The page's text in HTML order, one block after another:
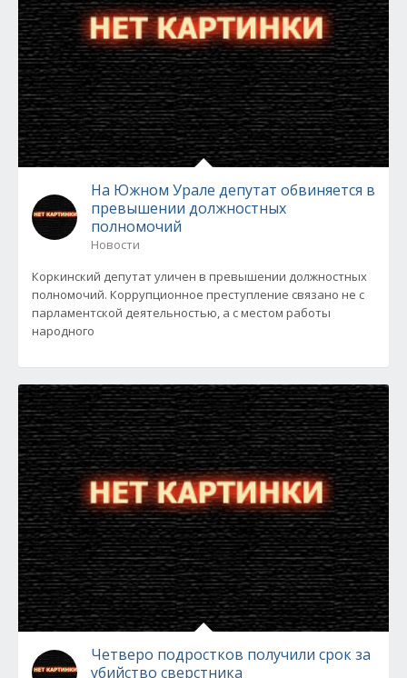
На Южном Урале депутат обвиняется в
превышении должностных
полномочий
Новости
Коркинский депутат уличен в превышении должностных
полномочий. Коррупционное преступление связано не с
парламентской деятельностью, а с местом работы
народного
Четверо подростков получили срок за
убийство сверстника